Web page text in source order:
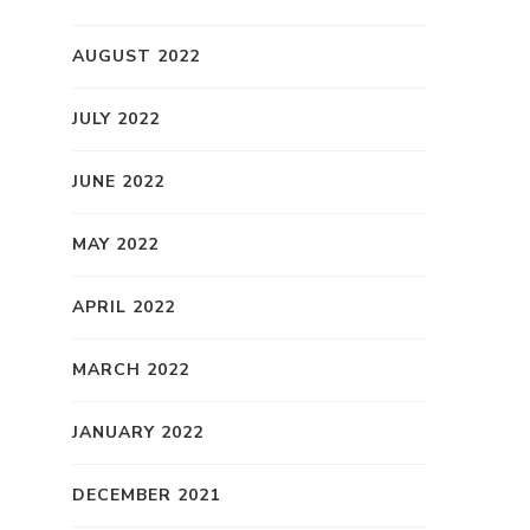
AUGUST 2022
JULY 2022
JUNE 2022
MAY 2022
APRIL 2022
MARCH 2022
JANUARY 2022
DECEMBER 2021